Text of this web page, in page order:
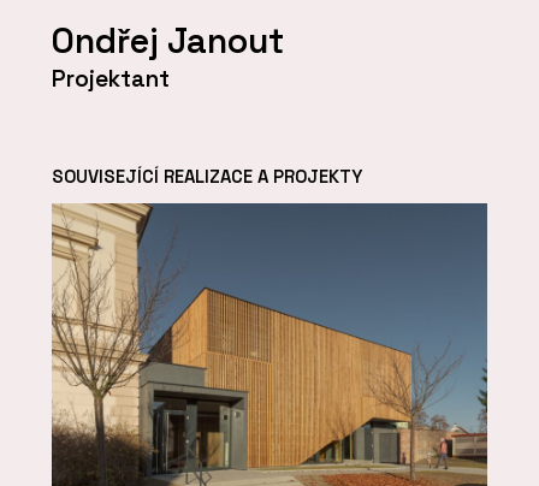
Ondřej Janout
Projektant
SOUVISEJÍCÍ REALIZACE A PROJEKTY